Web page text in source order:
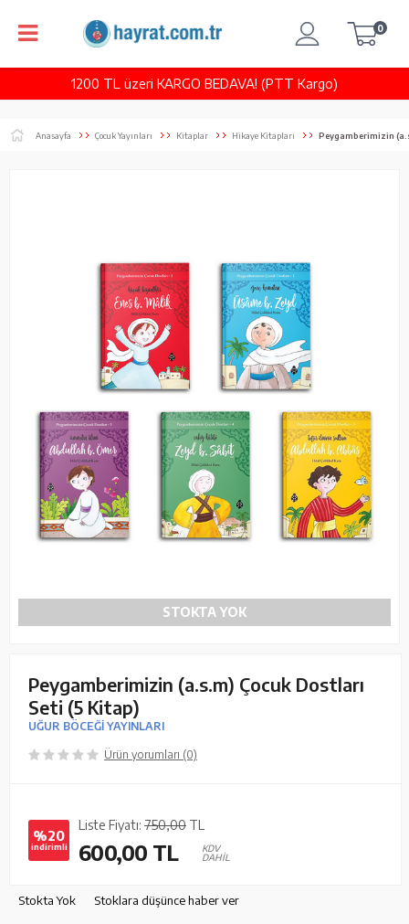
1200 TL üzeri KARGO BEDAVA! (PTT Kargo)
0
Anasayfa Çocuk Yayınları Kitaplar Hikaye Kitapları Peygamberimizin
STOKTA YOK
Peygamberimizin (a.s.m) Çocuk Dostları
Seti (5 Kitap)
UĞUR BÖCEĞİ YAYINLARI
Ürün yorumları (0)
%20
indirimli
Liste Fiyatı: 750,00 TL
600,00 TL
KDV
DAHİL
Stokta Yok Stoklara düşünce haber ver